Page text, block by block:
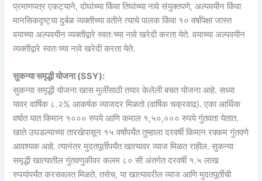
प्रमाणपत्र एकट्याने, दोघांच्या किंवा तिघांच्या नावे संयुक्तपणे, अल्पवयीन किंवा
मानसिकदृष्ट्या दुर्बळ व्यक्तीच्या वतीने त्याचे पालक किंवा १० वर्षांपेक्षा जास्त
वयाच्या अल्पवयीन व्यक्तीद्वारे स्वतःच्या नावे खरेदी करता येते. वयाच्या अल्पवयीन
व्यक्तीद्वारे स्वतःच्या नावे खरेदी करता येते.
सुकन्या समृद्धी योजना (SSY):
सुकन्या समृद्धी योजना खास मुलींसाठी तयार केलेली बचत योजना आहे. सध्या
यावर वार्षिक ८.२% आकर्षक व्याजदर मिळतो (वार्षिक चक्रवाढ). एका आर्थिक
वर्षात यात किमान १००० रुपये आणि कमाल १,५०,००० रुपये गुंतवता येतात.
खाते उघडल्याच्या तारखेपासून १५ वर्षांपर्यंत तुम्हाला दरवर्षी किमान रक्कम गुंतवणे
आवश्यक आहे. त्यानंतर मुदतपूर्तीपर्यंत खात्यावर व्याज मिळत राहील. सुकन्या
समृद्धी खात्यातील गुंतवणुकीवर कलम ८० सी अंतर्गत दरवर्षी १.५ लाख
रुपयांपर्यंत करसवलत मिळते. तसेच, या खात्यावरील व्याज आणि मुदतपूर्तीची